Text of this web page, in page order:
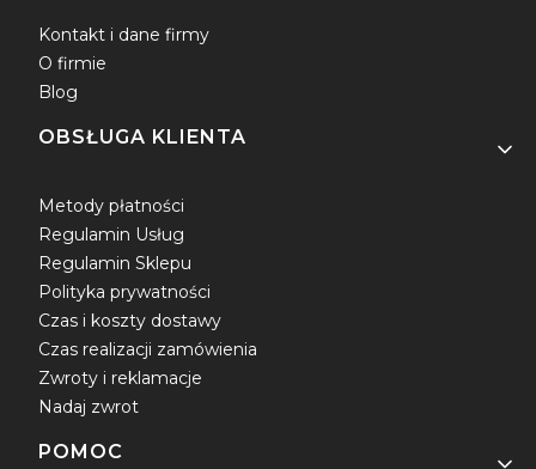
Kontakt i dane firmy
O firmie
Blog
OBSŁUGA KLIENTA
Metody płatności
Regulamin Usług
Regulamin Sklepu
Polityka prywatności
Czas i koszty dostawy
Czas realizacji zamówienia
Zwroty i reklamacje
Nadaj zwrot
POMOC